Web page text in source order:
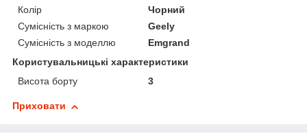
Колір
Чорний
Сумісність з маркою
Geely
Сумісність з моделлю
Emgrand
Користувальницькі характеристики
Висота борту
3
Приховати